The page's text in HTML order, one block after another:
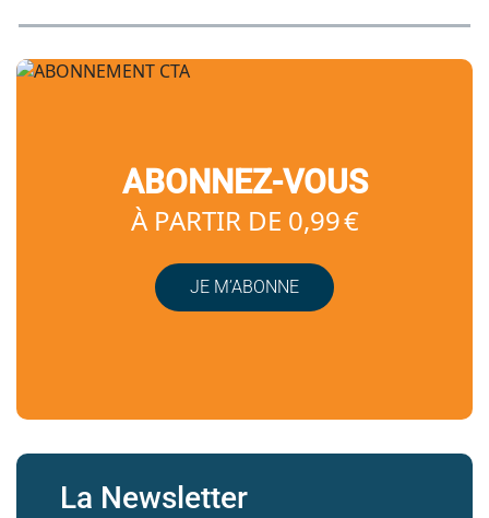
ABONNEZ-VOUS
À PARTIR DE 0,99 €
JE M’ABONNE
La Newsletter